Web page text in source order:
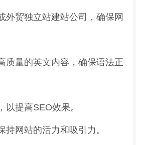
外贸独立站建站公司，确保网
质量的英文内容，确保语法正
以提高SEO效果。
持网站的活力和吸引力。